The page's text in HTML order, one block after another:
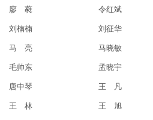
廖 蕤 令红斌
刘楠楠 刘征华
马 亮 马晓敏
毛帅东 孟晓宇
唐中琴 王 凡
王 林 王 旭